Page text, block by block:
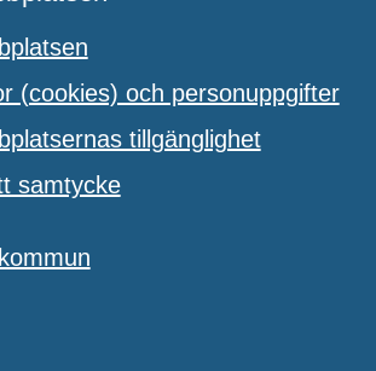
(cookies) och personuppgifter
tillgänglighet
samtycke